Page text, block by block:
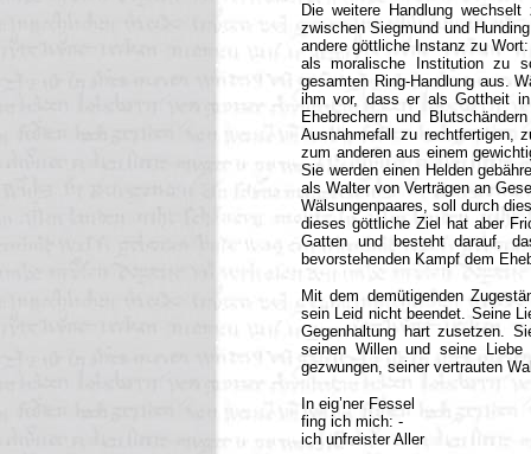
Die weitere Handlung
zwischen Siegmund und
andere göttliche Instanz zu
als moralische Institution zu
gesamten Ring-Handlung aus.
ihm vor, dass er als Gottheit
Ehebrechern und
Ausnahmefall zu rechtfertigen,
zum anderen aus einem
Sie werden einen Helden
als Walter von Verträgen an
Wälsungenpaares, soll durch
dieses göttliche Ziel hat aber
Gatten und besteht darauf,
bevorstehenden Kampf dem
Mit dem demütigenden
sein Leid nicht beendet. Seine
Gegenhaltung hart zusetzen.
seinen Willen und seine
gezwungen, seiner vertrauten
In eig’ner Fessel
fing ich mich: -
ich unfreister Aller